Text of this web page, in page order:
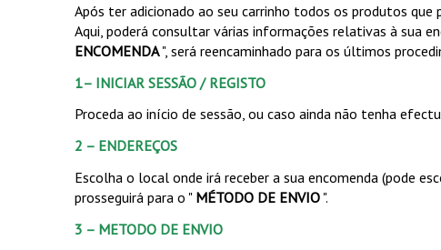
Após ter adicionado ao seu carrinho todos os produtos que
Aqui, poderá consultar várias informações relativas à sua
ENCOMENDA", será reencaminhado para os últimos
1– INICIAR SESSÃO / REGISTO
Proceda ao início de sessão, ou caso ainda não tenha
2 – ENDEREÇOS
Escolha o local onde irá receber a sua encomenda (pode
prosseguirá para o " MÉTODO DE ENVIO ".
3 – METODO DE ENVIO